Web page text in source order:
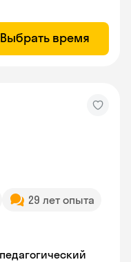
Выбрать время
29 лет опыта